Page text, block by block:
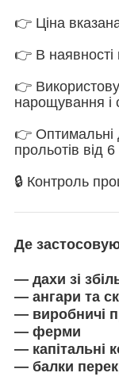
👉 Ціна
👉 В наявності
👉
нарощування і
👉 Оптимальні
прольотів від 6
🔒 Контроль
Де
— дахи зі
— ангари та
— виробничі
— ферми
— капітальні
— балки